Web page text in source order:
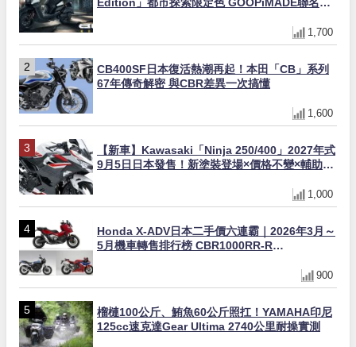
1,700
CB400SF日本復活熱潮再起！本田「CB」系列
67年傳奇解密 與CBR差異一次搞懂
1,600
【新車】Kawasaki「Ninja 250/400」2027年式
9月5日日本發售！新塗裝登場×價格不變×輔助滑
1,000
Honda X-ADV日本二手價六連霸｜2026年3月～
5月機車轉售排行榜 CBR1000RR-R
900
榴槤100公斤、鮪魚60公斤照扛！YAMAHA印尼
125cc速克達Gear Ultima 2740公里耐操實測